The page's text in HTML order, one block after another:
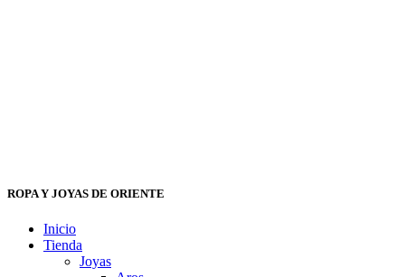
ROPA Y JOYAS DE ORIENTE
Inicio
Tienda
Joyas